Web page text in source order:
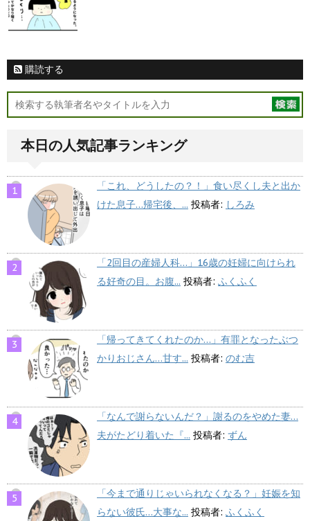
購読する
本日の人気記事ランキング
「これ、どうしたの？！」食い尽くし夫と出か
けた息子…帰宅後、... 投稿者: しろみ
「2回目の産婦人科…」16歳の妊婦に向けられ
る好奇の目。お腹... 投稿者: ふくふく
「帰ってきてくれたのか…」有罪となったぶつ
かりおじさん…甘す... 投稿者: のむ吉
「なんで謝らないんだ？」謝るのをやめた妻…
夫がたどり着いた『... 投稿者: ずん
「今まで通りじゃいられなくなる？」妊娠を知
らない彼氏…大事な... 投稿者: ふくふく